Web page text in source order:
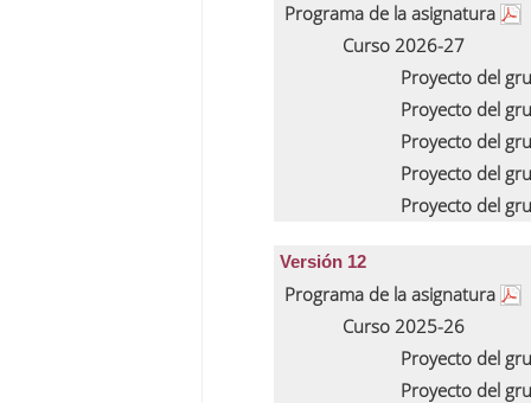
Programa de la asignatura
Curso 2026-27
Proyecto del
Proyecto del
Proyecto del
Proyecto del
Proyecto del
Versión 12
Programa de la asignatura
Curso 2025-26
Proyecto del
Proyecto del